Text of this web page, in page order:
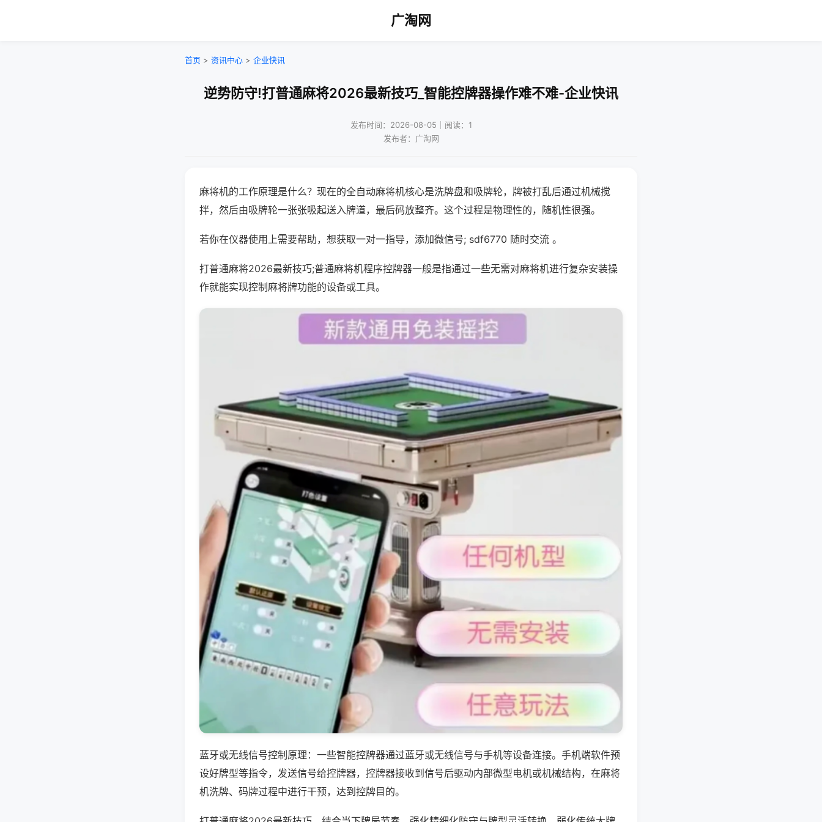
广淘网
首页 > 资讯中心 > 企业快讯
逆势防守!打普通麻将2026最新技巧_智能控牌器操作难不难-企业快讯
发布时间：2026-08-05｜阅读：1
发布者：广淘网
麻将机的工作原理是什么？现在的全自动麻将机核心是洗牌盘和吸牌轮，牌被打乱后通过机械搅
拌，然后由吸牌轮一张张吸起送入牌道，最后码放整齐。这个过程是物理性的，随机性很强。
若你在仪器使用上需要帮助，想获取一对一指导，添加微信号; sdf6770 随时交流 。
打普通麻将2026最新技巧;普通麻将机程序控牌器一般是指通过一些无需对麻将机进行复杂安装操
作就能实现控制麻将牌功能的设备或工具。
蓝牙或无线信号控制原理：一些智能控牌器通过蓝牙或无线信号与手机等设备连接。手机端软件预
设好牌型等指令，发送信号给控牌器，控牌器接收到信号后驱动内部微型电机或机械结构，在麻将
机洗牌、码牌过程中进行干预，达到控牌目的。